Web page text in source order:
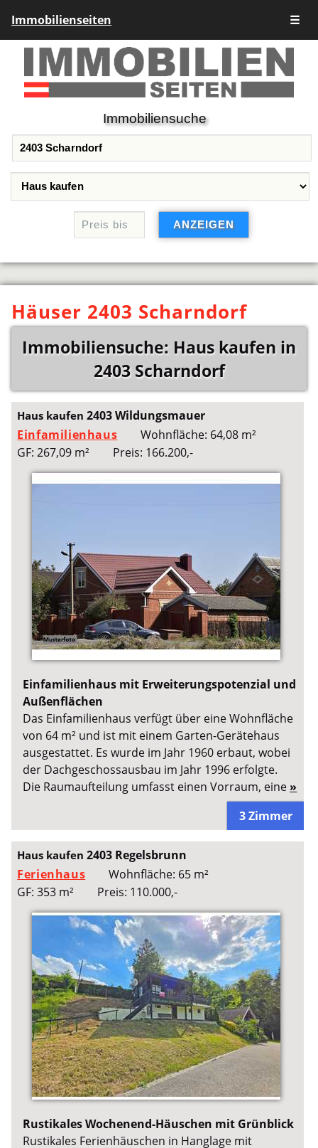
Immobilienseiten ☰
Immobiliensuche
Häuser 2403 Scharndorf
Immobiliensuche: Haus kaufen in
2403 Scharndorf
Haus kaufen2403 Wildungsmauer
Einfamilienhaus
Wohnfläche: 64,08 m²
GF: 267,09 m²
Preis: 166.200,-
Einfamilienhaus mit Erweiterungspotenzial und
Außenflächen
Das Einfamilienhaus verfügt über eine Wohnfläche
von 64 m² und ist mit einem Garten-Gerätehaus
ausgestattet. Es wurde im Jahr 1960 erbaut, wobei
der Dachgeschossausbau im Jahr 1996 erfolgte.
Die Raumaufteilung umfasst einen Vorraum, eine »
3 Zimmer
Haus kaufen2403 Regelsbrunn
Ferienhaus
Wohnfläche: 65 m²
GF: 353 m²
Preis: 110.000,-
Rustikales Wochenend-Häuschen mit Grünblick
Rustikales Ferienhäuschen in Hanglage mit